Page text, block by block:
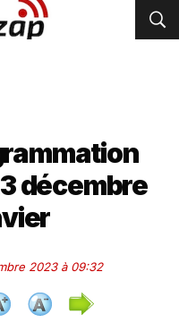
décembre
2023 à 09:32